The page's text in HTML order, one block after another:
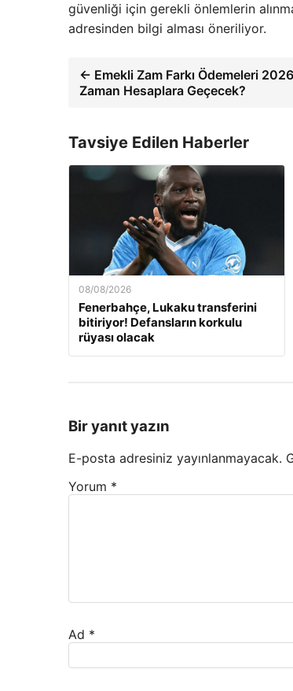
güvenliği için gerekli önlemlerin
adresinden bilgi alması öneriliyor.
← Emekli Zam Farkı Ödemeleri
Zaman Hesaplara Geçecek?
Tavsiye Edilen Haberler
08/08/2026
Fenerbahçe, Lukaku transferini
bitiriyor! Defansların korkulu
rüyası olacak
Bir yanıt yazın
E-posta adresiniz yayınlanmayacak.
Yorum *
Ad *